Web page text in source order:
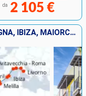
da 2 105 €
PORTORICO, PORTOGALLO, SPAGNA, IBIZA, MAIORCA, FRANCIA, ITALIA